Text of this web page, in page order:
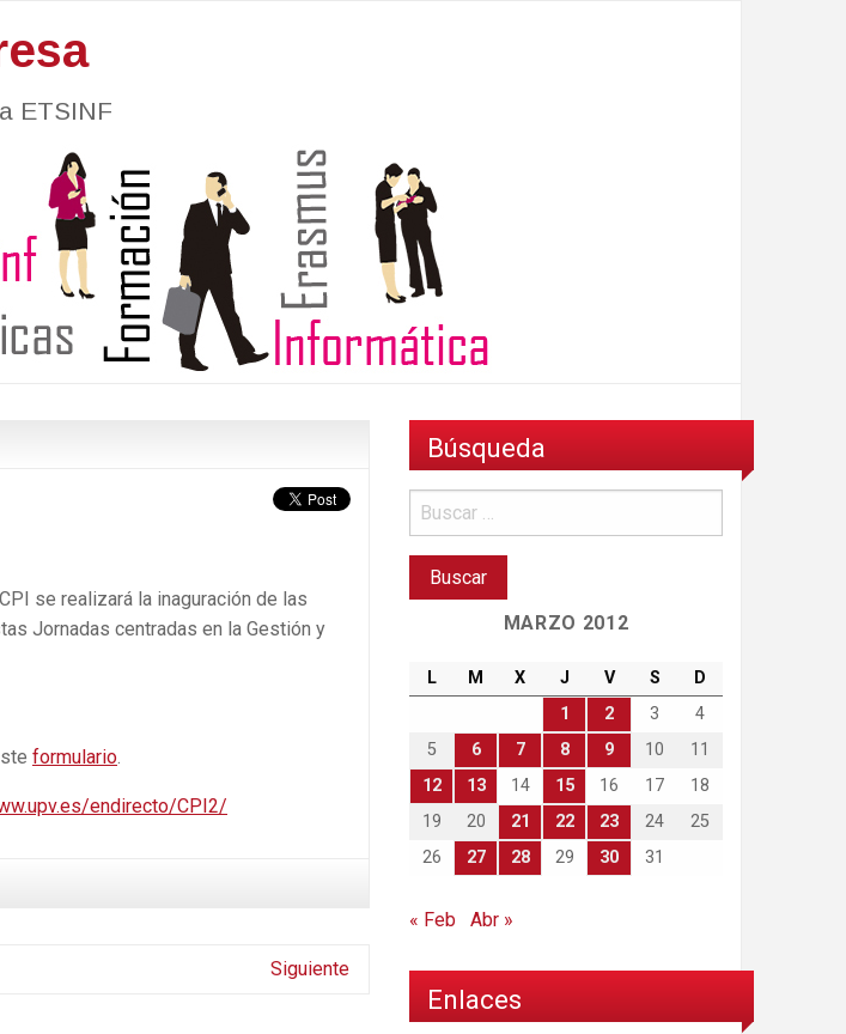
ETSINF
se realizará la inaguración de las
Jornadas centradas en la Gestión y
formulario
endirecto/CPI2/
Siguiente
Búsqueda
MARZO 2012
L M X J V S
D
1
2 3
4
5
6 7 8 9 10
11
12
13 14 15 16 17
18
19
20 21 22 23 24
25
26
27 28 29 30 31
« Feb Abr »
Enlaces